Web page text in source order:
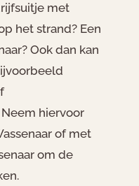
met
het strand? Een
Ook dan kan
hiervoor
of met
om de